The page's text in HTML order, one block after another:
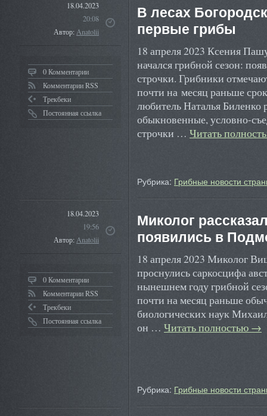
18.04.2023
20:08
Автор:Anatolii
0 Комментарии
Комментарии RSS
Трекбеки
Постоянная ссылка
В лесах
первые грибы
18 апреля 2023 Ксения
начался грибной сезон:
строчки. Грибники
почти на месяц раньше
любитель Наталья Биленко
обыкновенные, условно-
строчки … Читать
Рубрика: Грибные новости
18.04.2023
19:56
Автор:Anatolii
0 Комментарии
Комментарии RSS
Трекбеки
Постоянная ссылка
Миколог
появились в
18 апреля 2023 Миколог
проснулись саркосцифа
нынешнем году грибной
почти на месяц раньше
биологических наук
он … Читать полностью →
Рубрика: Грибные новости